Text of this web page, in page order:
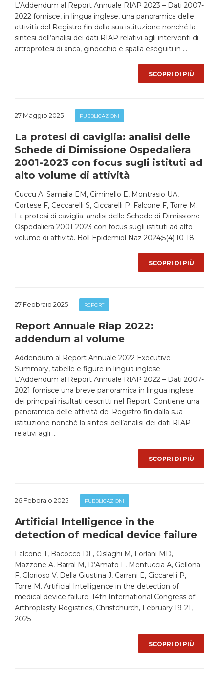
L’Addendum al Report Annuale RIAP 2023 – Dati 2007-
2022 fornisce, in lingua inglese, una panoramica delle
attività del Registro fin dalla sua istituzione nonché la
sintesi dell’analisi dei dati RIAP relativi agli interventi di
artroprotesi di anca, ginocchio e spalla eseguiti in …
SCOPRI DI PIÙ
27 Maggio 2025 PUBBLICAZIONI
La protesi di caviglia: analisi delle
Schede di Dimissione Ospedaliera
2001-2023 con focus sugli istituti ad
alto volume di attività
Cuccu A, Samaila EM, Ciminello E, Montrasio UA,
Cortese F, Ceccarelli S, Ciccarelli P, Falcone F, Torre M.
La protesi di caviglia: analisi delle Schede di Dimissione
Ospedaliera 2001-2023 con focus sugli istituti ad alto
volume di attività. Boll Epidemiol Naz 2024;5(4):10-18.
SCOPRI DI PIÙ
27 Febbraio 2025 REPORT
Report Annuale Riap 2022:
addendum al volume
Addendum al Report Annuale 2022 Executive
Summary, tabelle e figure in lingua inglese
L’Addendum al Report Annuale RIAP 2022 – Dati 2007-
2021 fornisce una breve panoramica in lingua inglese
dei principali risultati descritti nel Report. Contiene una
panoramica delle attività del Registro fin dalla sua
istituzione nonché la sintesi dell’analisi dei dati RIAP
relativi agli …
SCOPRI DI PIÙ
26 Febbraio 2025 PUBBLICAZIONI
Artificial Intelligence in the
detection of medical device failure
Falcone T, Bacocco DL, Cislaghi M, Forlani MD,
Mazzone A, Barral M, D’Amato F, Mentuccia A, Gellona
F, Glorioso V, Della Giustina J, Carrani E, Ciccarelli P,
Torre M. Artificial Intelligence in the detection of
medical device failure. 14th International Congress of
Arthroplasty Registries, Christchurch, February 19-21,
2025
SCOPRI DI PIÙ